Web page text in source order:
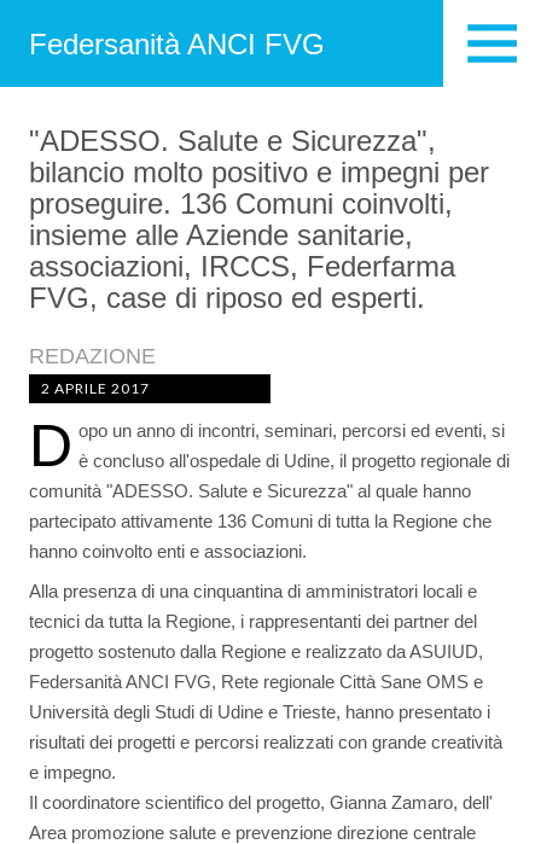
Federsanità ANCI FVG
"ADESSO. Salute e Sicurezza",
bilancio molto positivo e impegni per
proseguire. 136 Comuni coinvolti,
insieme alle Aziende sanitarie,
associazioni, IRCCS, Federfarma
FVG, case di riposo ed esperti.
REDAZIONE
2 APRILE 2017
D opo un anno di incontri, seminari, percorsi ed eventi, si
è concluso all'ospedale di Udine, il progetto regionale di
comunità "ADESSO. Salute e Sicurezza" al quale hanno
partecipato attivamente 136 Comuni di tutta la Regione che
hanno coinvolto enti e associazioni.
Alla presenza di una cinquantina di amministratori locali e
tecnici da tutta la Regione, i rappresentanti dei partner del
progetto sostenuto dalla Regione e realizzato da ASUIUD,
Federsanità ANCI FVG, Rete regionale Città Sane OMS e
Università degli Studi di Udine e Trieste, hanno presentato i
risultati dei progetti e percorsi realizzati con grande creatività
e impegno.
Il coordinatore scientifico del progetto, Gianna Zamaro, dell'
Area promozione salute e prevenzione direzione centrale